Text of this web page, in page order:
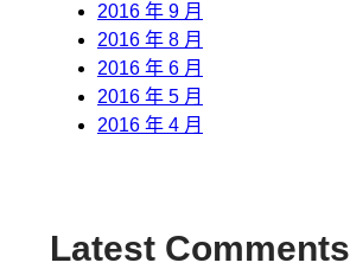
2016 年 9 月
2016 年 8 月
2016 年 6 月
2016 年 5 月
2016 年 4 月
Latest Comments